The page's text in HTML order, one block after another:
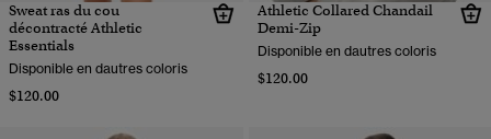
Sweat ras du cou
décontracté Athletic
Essentials
Disponible en dautres coloris
$120.00
Athletic Collared Chandail
Demi-Zip
Disponible en dautres coloris
$120.00